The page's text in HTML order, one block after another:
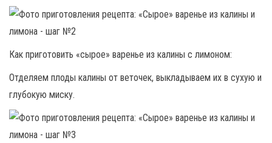
Как приготовить «сырое» варенье из калины с лимоном:
Отделяем плоды калины от веточек, выкладываем их в сухую и
глубокую миску.